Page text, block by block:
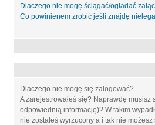
Dlaczego nie mogę ściągać/ogladać
Co powinienem zrobić jeśli znajdę
Dlaczego nie mogę się zalogować?
A zarejestrowałeś się? Naprawdę musisz
odpowiednią informację)? W takim
nie zostałeś wyrzucony a i tak nie